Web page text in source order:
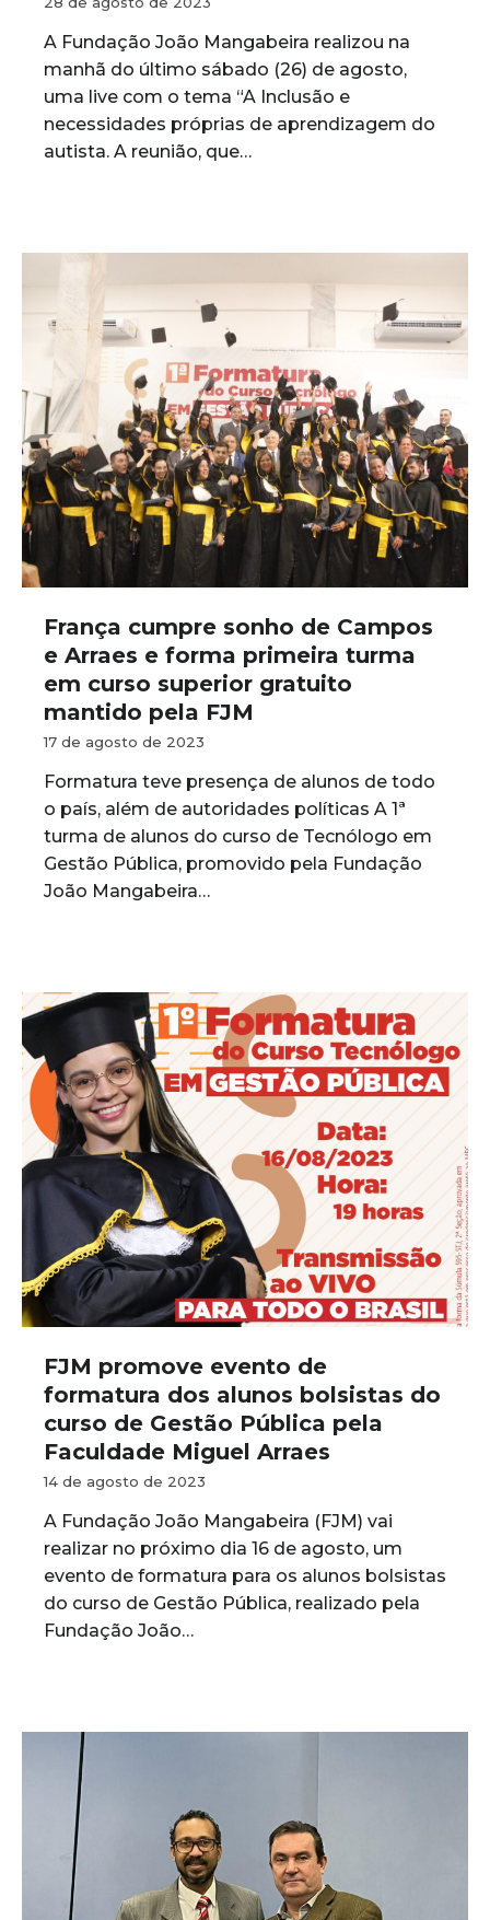
A Fundação João Mangabeira realizou na
manhã do último sábado (26) de agosto,
uma live com o tema “A Inclusão e
necessidades próprias de aprendizagem do
autista. A reunião, que…
França cumpre sonho de Campos
e Arraes e forma primeira turma
em curso superior gratuito
mantido pela FJM
17 de agosto de 2023
Formatura teve presença de alunos de todo
o país, além de autoridades políticas A 1ª
turma de alunos do curso de Tecnólogo em
Gestão Pública, promovido pela Fundação
João Mangabeira…
FJM promove evento de
formatura dos alunos bolsistas do
curso de Gestão Pública pela
Faculdade Miguel Arraes
14 de agosto de 2023
A Fundação João Mangabeira (FJM) vai
realizar no próximo dia 16 de agosto, um
evento de formatura para os alunos bolsistas
do curso de Gestão Pública, realizado pela
Fundação João…